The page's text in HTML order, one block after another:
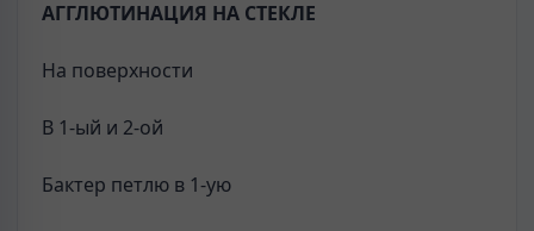
АГГЛЮТИНАЦИЯ НА СТЕКЛЕ
На поверхности
В 1-ый и 2-ой
Бактер петлю в 1-ую